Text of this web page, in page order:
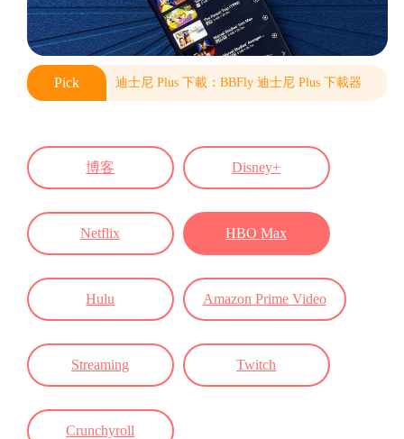
Pick 迪士尼 Plus 下載：BBFly 迪士尼 Plus 下載器
博客 Disney+
Netflix HBO Max
Hulu Amazon Prime Video
Streaming Twitch
Crunchyroll